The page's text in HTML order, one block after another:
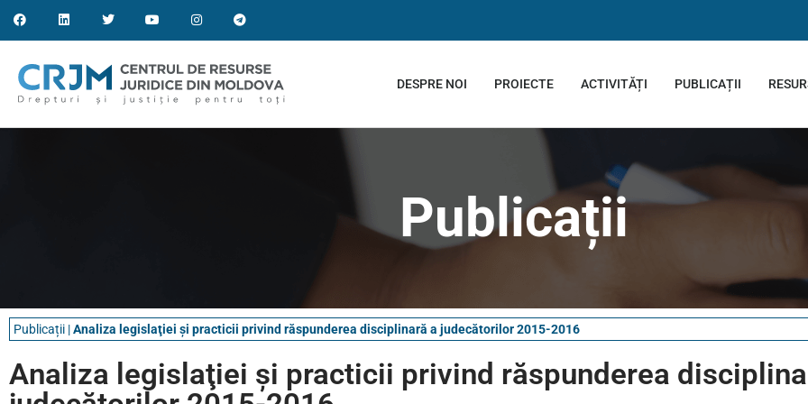
DESPRE NOI PROIECTE ACTIVITĂȚI PUBLICAȚII
Publicații
Publicații |Analiza legislaţiei și practicii privind răspunderea disciplinară a judecătorilor 2015-2016
Analiza legislaţiei și practicii privind răspunderea